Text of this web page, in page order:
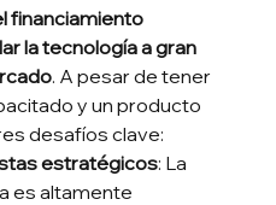
financiamiento
la tecnología a gran
. A pesar de tener
y un producto
desafíos clave:
estratégicos: La
es altamente